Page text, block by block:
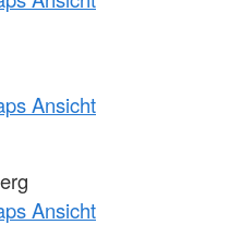
Ansicht
Ansicht